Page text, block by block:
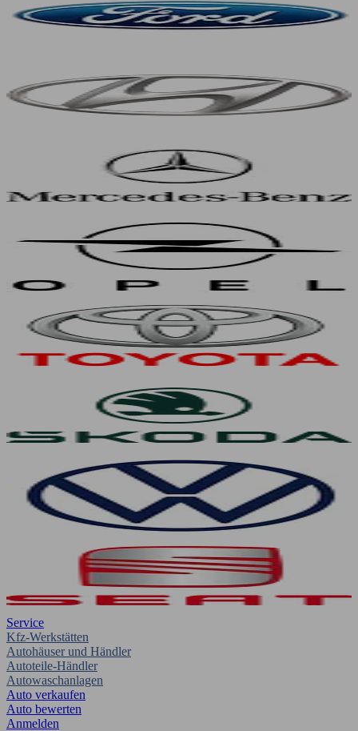
Service
Kfz-Werkstätten
Autohäuser und Händler
Autoteile-Händler
Autowaschanlagen
Auto verkaufen
Auto bewerten
Anmelden